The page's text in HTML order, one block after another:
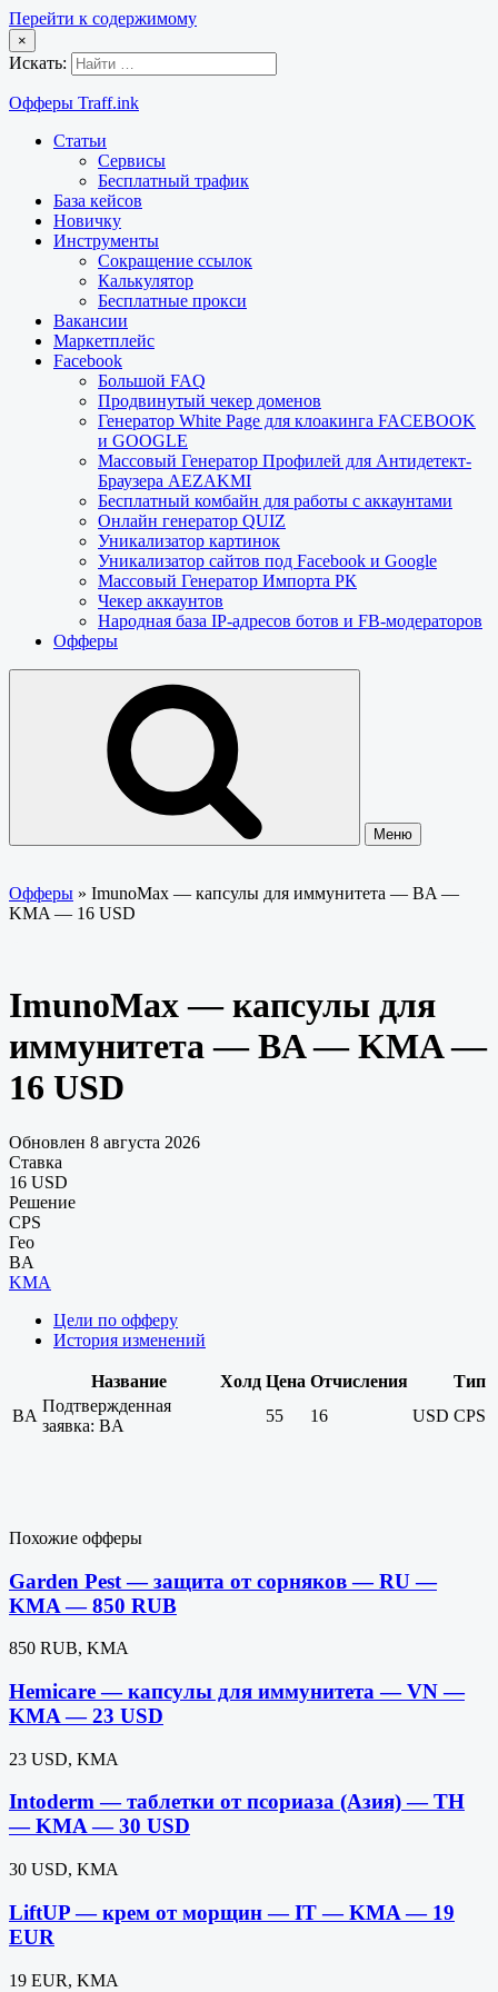
Перейти к содержимому
×
Искать:
Офферы Traff.ink
Статьи
Сервисы
Бесплатный трафик
База кейсов
Новичку
Инструменты
Сокращение ссылок
Калькулятор
Бесплатные прокси
Вакансии
Маркетплейс
Facebook
Большой FAQ
Продвинутый чекер доменов
Генератор White Page для клоакинга FACEBOOK
и GOOGLE
Массовый Генератор Профилей для Антидетект-
Браузера AEZAKMI
Бесплатный комбайн для работы с аккаунтами
Онлайн генератор QUIZ
Уникализатор картинок
Уникализатор сайтов под Facebook и Google
Массовый Генератор Импорта РК
Чекер аккаунтов
Народная база IP-адресов ботов и FB-модераторов
Офферы
Меню
Офферы » ImunoMax — капсулы для иммунитета — BA —
KMA — 16 USD
ImunoMax — капсулы для
иммунитета — BA — KMA —
16 USD
Обновлен 8 августа 2026
Ставка
16 USD
Решение
CPS
Гео
BA
KMA
Цели по офферу
История изменений
Название Холд Цена Отчисления
Тип
BA
Подтвержденная
заявка: BA
55 16 USD CPS
Похожие офферы
Garden Pest — защита от сорняков — RU —
KMA — 850 RUB
850 RUB, KMA
Hemicare — капсулы для иммунитета — VN —
KMA — 23 USD
23 USD, KMA
Intoderm — таблетки от псориаза (Азия) — TH
— KMA — 30 USD
30 USD, KMA
LiftUP — крем от морщин — IT — KMA — 19
EUR
19 EUR, KMA